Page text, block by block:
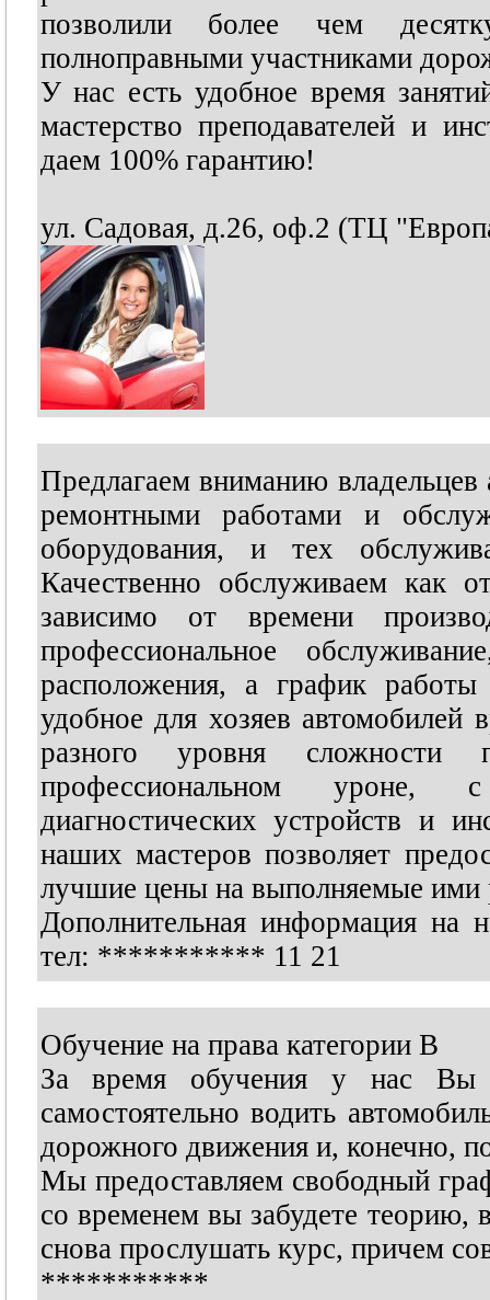
позволили более чем
полноправными участниками
У нас есть удобное время
мастерство преподавателей и
даем 100% гарантию!
ул. Садовая, д.26, оф.2 (ТЦ
Предлагаем вниманию
ремонтными работами и
оборудования, и тех
Качественно обслуживаем как
зависимо от времени
профессиональное
расположения, а график работы
удобное для хозяев автомобилей
разного уровня сложности
профессиональном уроне, с
диагностических устройств и
наших мастеров позволяет
лучшие цены на выполняемые ими
Дополнительная информация на
тел: *********** 11 21
Обучение на права категории В
За время обучения у нас Вы
самостоятельно водить
дорожного движения и, конечно,
Мы предоставляем свободный
со временем вы забудете
снова прослушать курс, причем
***********